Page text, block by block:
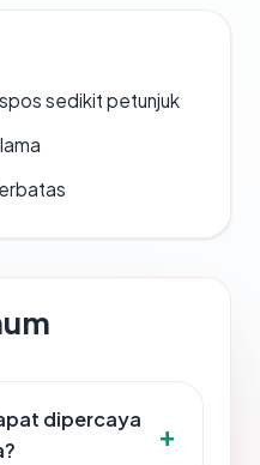
sedikit petunjuk
dipercaya